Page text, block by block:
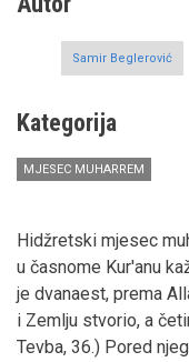
Samir Beglerović
Kategorija
MJESEC MUHARREM
Hidžretski mjesec
u časnome Kur'anu
je dvanaest, prema
i Zemlju stvorio, a
Tevba, 36.) Pored